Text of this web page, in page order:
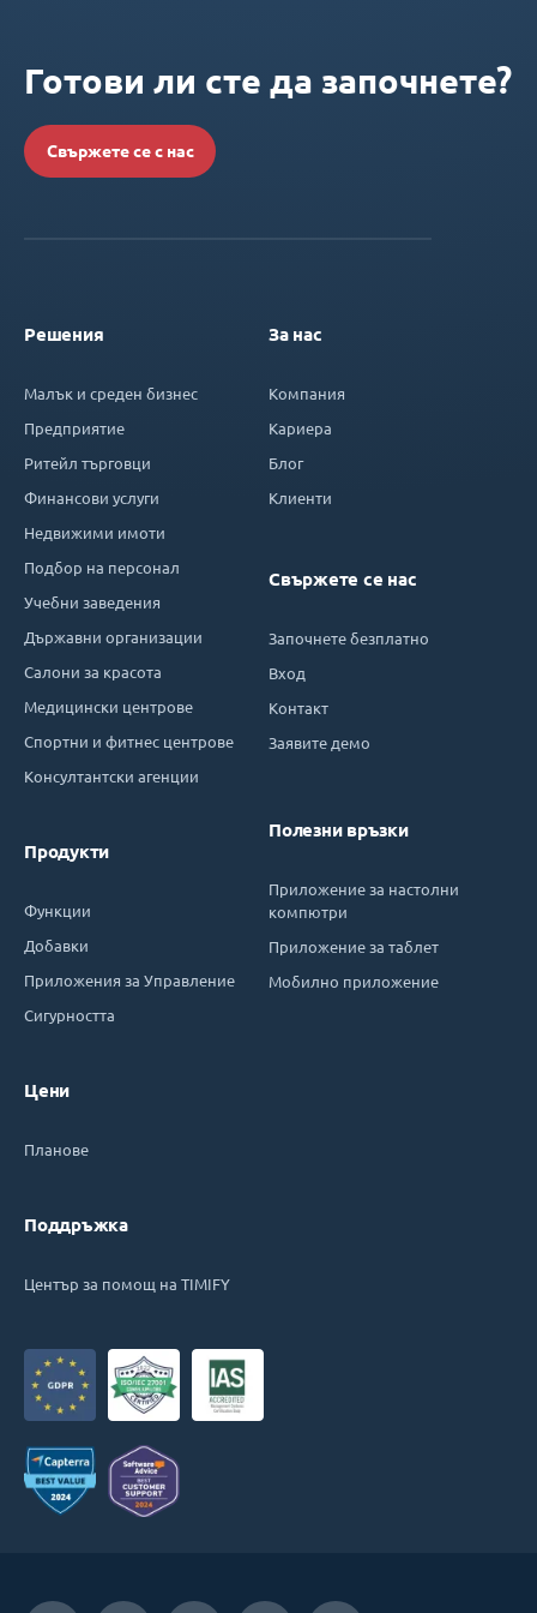
Готови ли сте да започнете?
Свържете се с нас
Решения
Малък и среден бизнес
Предприятие
Ритейл търговци
Финансови услуги
Недвижими имоти
Подбор на персонал
Учебни заведения
Държавни организации
Салони за красота
Медицински центрове
Спортни и фитнес центрове
Консултантски агенции
Продукти
Функции
Добавки
Приложения за Управление
Сигурността
Цени
Планове
Поддръжка
Център за помощ на TIMIFY
За нас
Компания
Кариера
Блог
Клиенти
Свържете се нас
Започнете безплатно
Вход
Контакт
Заявите демо
Полезни връзки
Приложение за настолни
компютри
Приложение за таблет
Мобилно приложение